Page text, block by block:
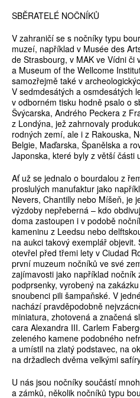
SBĚRATELÉ NOČNÍKŮ
V zahraničí se s nočníky typu
muzeí, například v Musée des
de Strasbourg, v MAK ve Vídni či
a Museum of the Wellcome
samozřejmě také v
V sedmdesátých a osmdesátých
v odborném tisku hodně psalo o
Švýcarska, Andrého Peckera z
z Londýna, jež zahrnovaly
rodných zemí, ale i z Rakouska,
Belgie, Maďarska, Španělska a
Japonska, které byly z větší části
Ať už se jednalo o bourdalou z
proslulých manufaktur jako
Nevers, Chantilly nebo Míšeň, je
výzdoby nepřeberná – kdo
doma zastoupen i v podobě
kameninu z Leedsu nebo
na aukci takový exemplář
otevřel před třemi lety v Ciudad
první muzeum nočníků ve své
zajímavosti jako například
podprsenky, vyrobený na
snoubenci pili šampaňské. V
nachází pravděpodobně
miniatura, zhotovená a značená
cara Alexandra III. Carlem
zeleného kamene podobného
a umístil na zlatý podstavec, na
na držadlech dvěma velkými
U nás jsou nočníky součástí
a zámků, několik nočníků typu